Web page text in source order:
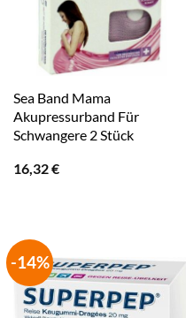
Sea Band Mama
Akupressurband Für
Schwangere 2 Stück
16,32€
-14%